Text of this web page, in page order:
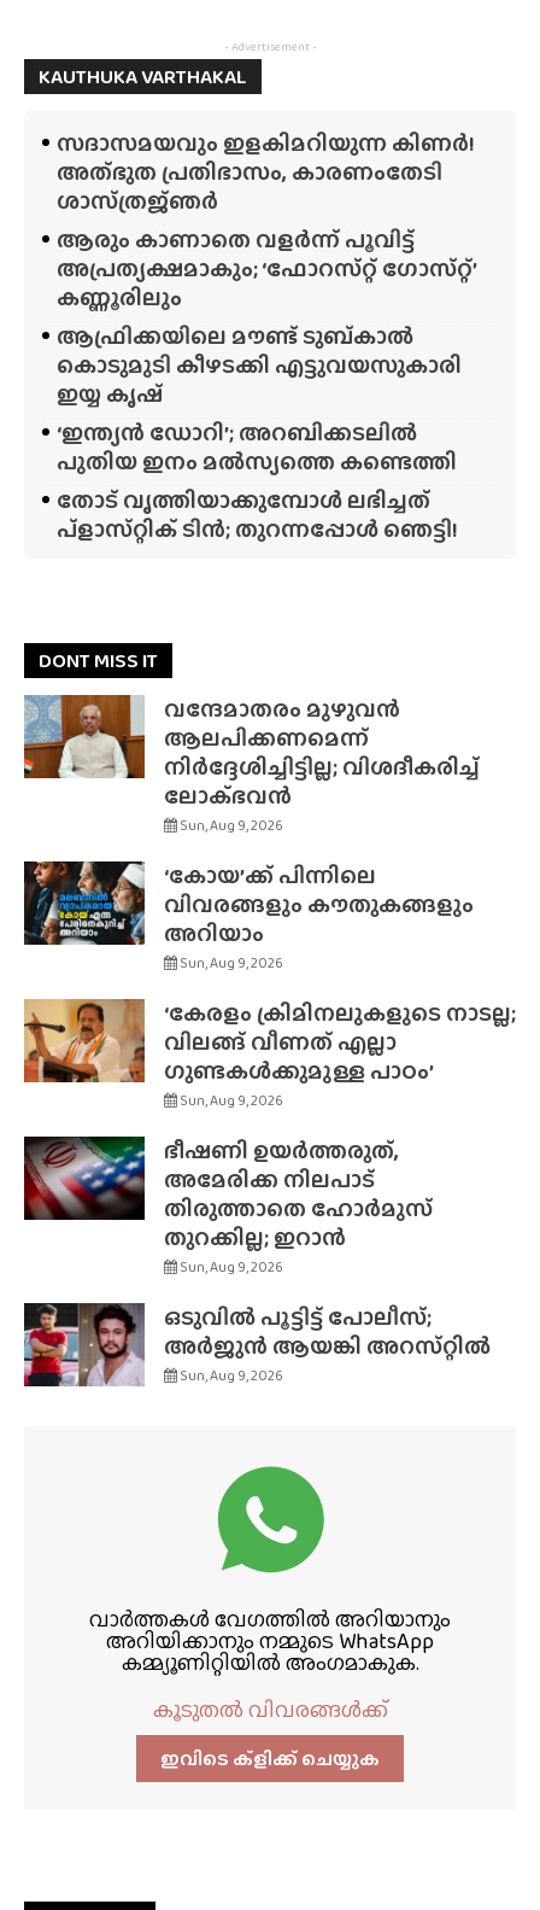
- Advertisement -
KAUTHUKA VARTHAKAL
സദാസമയവും ഇളകിമറിയുന്ന കിണർ!
അത്‌ഭുത പ്രതിഭാസം, കാരണംതേടി
ശാസ്‌ത്രജ്‌ഞർ
ആരും കാണാതെ വളർന്ന് പൂവിട്ട്
അപ്രത്യക്ഷമാകും; ‘ഫോറസ്‌റ്റ്‌ ഗോസ്‌റ്റ്’
കണ്ണൂരിലും
ആഫ്രിക്കയിലെ മൗണ്ട് ടുബ്‌കാൽ
കൊടുമുടി കീഴടക്കി എട്ടുവയസുകാരി
ഇയ്യ കൃഷ്
‘ഇന്ത്യൻ ഡോറി’; അറബിക്കടലിൽ
പുതിയ ഇനം മൽസ്യത്തെ കണ്ടെത്തി
തോട് വൃത്തിയാക്കുമ്പോൾ ലഭിച്ചത്
പ്‌ളാസ്‌റ്റിക് ടിൻ; തുറന്നപ്പോൾ ഞെട്ടി!
DONT MISS IT
വന്ദേമാതരം മുഴുവൻ
ആലപിക്കണമെന്ന്
നിർദ്ദേശിച്ചിട്ടില്ല; വിശദീകരിച്ച്
ലോക്‌ഭവൻ
Sun, Aug 9, 2026
‘കോയ’ക്ക് പിന്നിലെ
വിവരങ്ങളും കൗതുകങ്ങളും
അറിയാം
Sun, Aug 9, 2026
‘കേരളം ക്രിമിനലുകളുടെ നാടല്ല;
വിലങ്ങ് വീണത് എല്ലാ
ഗുണ്ടകൾക്കുമുള്ള പാഠം’
Sun, Aug 9, 2026
ഭീഷണി ഉയർത്തരുത്,
അമേരിക്ക നിലപാട്
തിരുത്താതെ ഹോർമുസ്
തുറക്കില്ല; ഇറാൻ
Sun, Aug 9, 2026
ഒടുവിൽ പൂട്ടിട്ട് പോലീസ്;
അർജുൻ ആയങ്കി അറസ്‌റ്റിൽ
Sun, Aug 9, 2026
വാർത്തകൾ വേഗത്തിൽ അറിയാനും
അറിയിക്കാനും നമ്മുടെ WhatsApp
കമ്മ്യൂണിറ്റിയിൽ അംഗമാകുക.
കൂടുതൽ വിവരങ്ങൾക്ക്
ഇവിടെ ക്ളിക്ക്‌ ചെയ്യുക